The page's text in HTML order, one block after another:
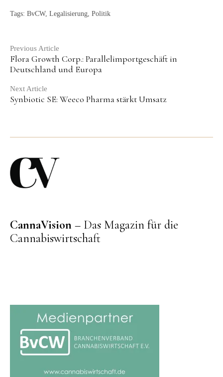
Continue
Reading
Previous Article
Flora Growth Corp.: Parallelimportgeschäft in
Deutschland und Europa
Next Article
Synbiotic SE: Weeco Pharma stärkt Umsatz
Tags: BvCW, Legalisierung Politik
CannaVision – Das Magazin für die
Cannabiswirtschaft